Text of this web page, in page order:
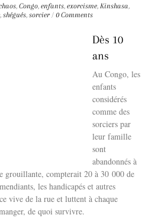
,Congo,enfants,exorcisme, Kinshasa,
,shégués,sorcier / 0 Comments
Dès 10
ans
Au Congo, les
enfants
considérés
comme des
sorciers par
leur famille
sont
abandonnés à
grouillante, compterait 20 à 30 000 de
les handicapés et autres
vive de la rue et luttent à chaque
de quoi survivre.